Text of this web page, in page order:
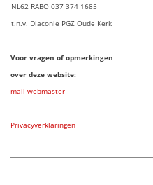
NL62 RABO 037 374 1685
t.n.v. Diaconie PGZ Oude Kerk
Voor vragen of opmerkingen
over deze website:
mail webmaster
Privacyverklaringen